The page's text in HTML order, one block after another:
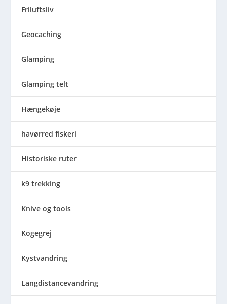
Friluftsliv
Geocaching
Glamping
Glamping telt
Hængekøje
havørred fiskeri
Historiske ruter
k9 trekking
Knive og tools
Kogegrej
Kystvandring
Langdistancevandring